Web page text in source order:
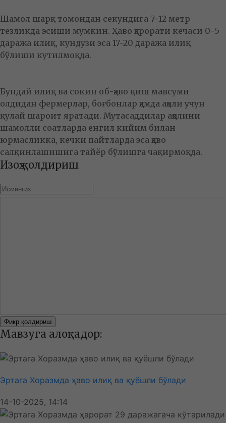
Шамол шарқ томондан секундига 7−12 метр
тезликда эсиши мумкин. Ҳаво ҳарорати кечаси 0−5
даража илиқ, кундузи эса 17−20 даража илиқ
бўлиши кутилмоқда.
Бундай илиқ ва сокин об-ҳаво қиш мавсуми
олдидан фермерлар, боғбонлар ҳамда аҳоли учун
қулай шароит яратади. Мутасаддилар аҳолини
шамолли соатларда енгил кийим билан
юрмасликка, кечки пайтларда эса ҳаво
салқинлашишига тайёр бўлишга чақирмоқда.
Изоҳ қолдириш
Фикр қолдириш
Мавзуга алоқадор:
Эртага Хоразмда ҳаво илиқ ва қуёшли бўлади
14-10-2025, 14:14